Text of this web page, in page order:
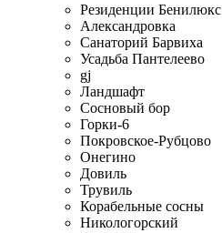
Резиденции Бенилюкс
Александровка
Санаторий Барвиха
Усадьба Пантелеево
gj
Ландшафт
Сосновый бор
Горки-6
Покровское-Рубцово
Онегино
Довиль
Трувиль
Корабельные сосны
Никологорский